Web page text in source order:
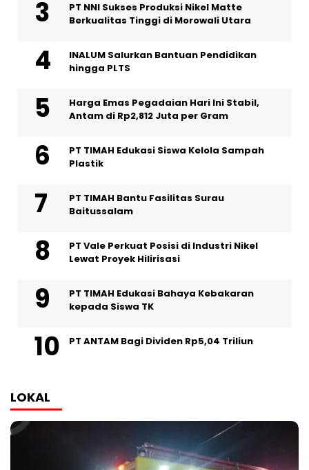
PT NNI Sukses Produksi Nikel Matte
Berkualitas Tinggi di Morowali Utara
INALUM Salurkan Bantuan Pendidikan
hingga PLTS
Harga Emas Pegadaian Hari Ini Stabil,
Antam di Rp2,812 Juta per Gram
PT TIMAH Edukasi Siswa Kelola Sampah
Plastik
PT TIMAH Bantu Fasilitas Surau
Baitussalam
PT Vale Perkuat Posisi di Industri Nikel
Lewat Proyek Hilirisasi
PT TIMAH Edukasi Bahaya Kebakaran
kepada Siswa TK
PT ANTAM Bagi Dividen Rp5,04 Triliun
LOKAL